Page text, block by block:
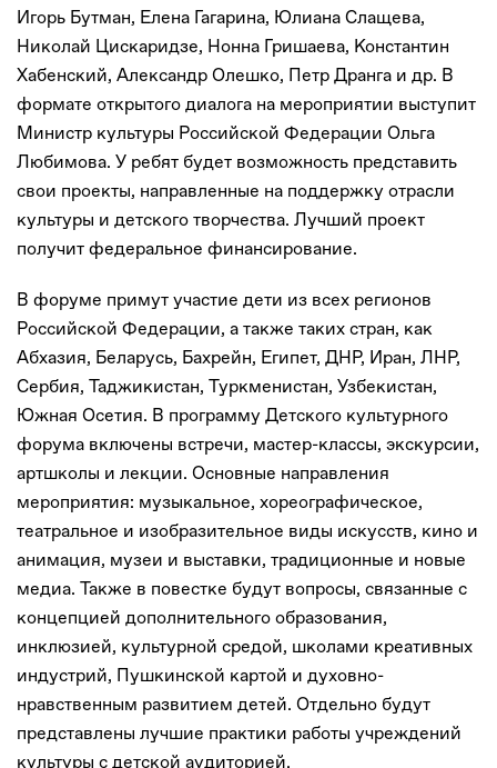
Игорь Бутман, Елена Гагарина, Юлиана Слащева,
Николай Цискаридзе, Нонна Гришаева, Константин
Хабенский, Александр Олешко, Петр Дранга и др. В
формате открытого диалога на мероприятии выступит
Министр культуры Российской Федерации Ольга
Любимова. У ребят будет возможность представить
свои проекты, направленные на поддержку отрасли
культуры и детского творчества. Лучший проект
получит федеральное финансирование.
В форуме примут участие дети из всех регионов
Российской Федерации, а также таких стран, как
Абхазия, Беларусь, Бахрейн, Египет, ДНР, Иран, ЛНР,
Сербия, Таджикистан, Туркменистан, Узбекистан,
Южная Осетия. В программу Детского культурного
форума включены встречи, мастер-классы, экскурсии,
артшколы и лекции. Основные направления
мероприятия: музыкальное, хореографическое,
театральное и изобразительное виды искусств, кино и
анимация, музеи и выставки, традиционные и новые
медиа. Также в повестке будут вопросы, связанные с
концепцией дополнительного образования,
инклюзией, культурной средой, школами креативных
индустрий, Пушкинской картой и духовно-
нравственным развитием детей. Отдельно будут
представлены лучшие практики работы учреждений
культуры с детской аудиторией.